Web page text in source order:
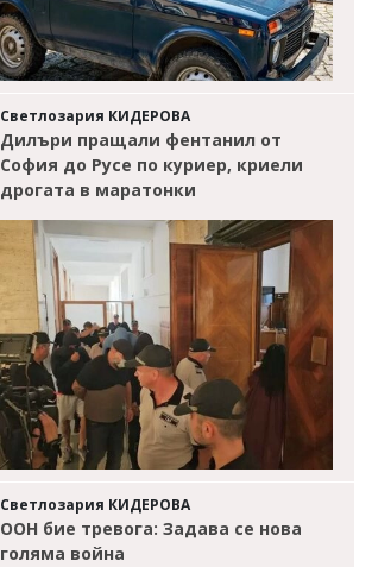
Светлозария КИДЕРОВА
Дилъри пращали фентанил от
София до Русе по куриер, криели
дрогата в маратонки
Светлозария КИДЕРОВА
ООН бие тревога: Задава се нова
голяма война